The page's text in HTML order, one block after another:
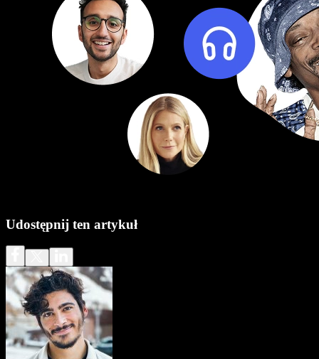
Udostępnij ten artykuł